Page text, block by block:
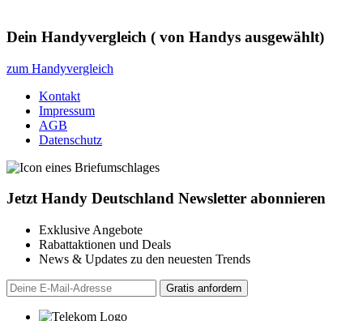
Dein Handyvergleich ( von Handys ausgewählt)
zum Handyvergleich
Kontakt
Impressum
AGB
Datenschutz
Jetzt Handy Deutschland Newsletter abonnieren
Exklusive Angebote
Rabattaktionen und Deals
News & Updates zu den neuesten Trends